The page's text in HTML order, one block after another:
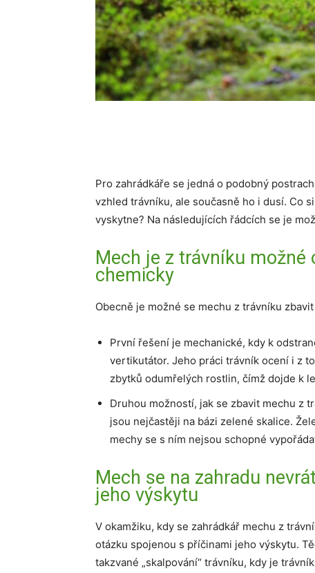
Pro zahrádkáře se jedná o podobný
vzhled trávníku, ale současně ho i dusí. Co
vyskytne? Na následujících řádcích se je
Mech je z trávníku
chemicky
Obecně je možné se mechu z trávníku
První řešení je mechanické, kdy k
vertikutátor. Jeho práci trávník ocení i z
zbytků odumřelých rostlin, čímž dojde k
Druhou možností, jak se zbavit mechu z
jsou nejčastěji na bázi zelené skalice.
mechy se s ním nejsou schopné
Mech se na zahradu
jeho výskytu
V okamžiku, kdy se zahrádkář mechu z
otázku spojenou s příčinami jeho výskytu.
takzvané „skalpování“ trávníku, kdy je